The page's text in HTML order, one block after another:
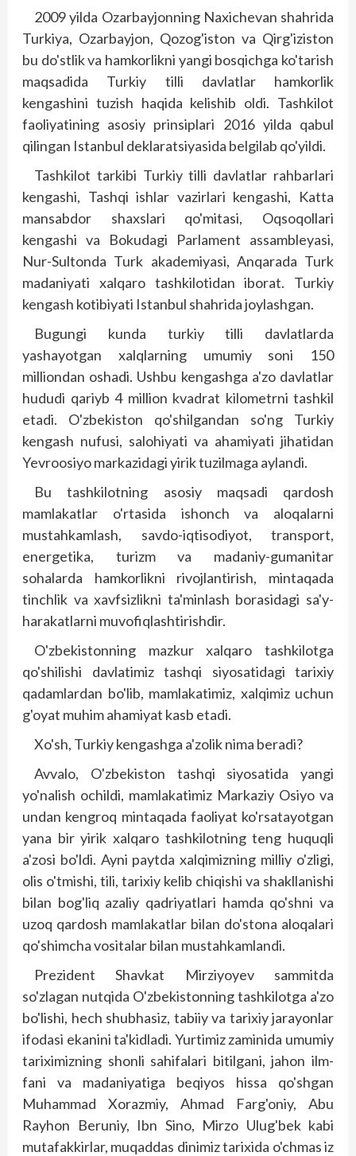
2009 yilda Ozarbayjonning Naxichevan shahrida
Turkiya, Ozarbayjon, Qozog'iston va Qirg'iziston
bu do'stlik va hamkorlikni yangi bos­qichga ko'tarish
maqsadida Turkiy tilli davlatlar hamkorlik
kengashini tuzish haqida kelishib oldi. Tashkilot
faoliyatining asosiy prinsiplari 2016 yilda qabul
qilingan Istanbul deklaratsiyasida belgilab qo'yildi.
Tashkilot tarkibi Turkiy tilli davlatlar rahbarlari
kengashi, Tash­qi ishlar vazirlari kengashi, Katta
mansabdor shaxslari qo'mitasi, Oqsoqollari
kengashi va Bokudagi Parlament assambleyasi,
Nur-Sultonda Turk akademiyasi, Anqarada Turk
madaniyati xalqaro tashkilotidan iborat. Turkiy
kengash kotibiyati Istanbul shahrida joylashgan.
Bugungi kunda turkiy tilli davlatlarda
yashayotgan xalqlarning umumiy soni 150
milliondan oshadi. Ushbu kengashga a'zo davlatlar
hududi qariyb 4 million kvadrat kilometrni tashkil
etadi. O'zbekiston qo'shilgandan so'ng Turkiy
kengash nufusi, salohiyati va ahamiyati jihatidan
Yevroosiyo markazidagi yirik tuzilmaga aylandi.
Bu tashkilotning asosiy maqsadi qardosh
mamlakatlar o'rtasida ishonch va aloqalarni
mustahkamlash, savdo-iqtisodiyot, transport,
energetika, turizm va madaniy-gumanitar
sohalarda hamkorlikni rivojlantirish, mintaqada
tinchlik va xavfsizlikni ta'minlash borasidagi sa'y-
harakatlarni muvofiqlashtirishdir.
O'zbekistonning mazkur xalqaro tashkilotga
qo'shilishi davlatimiz tashqi siyosatidagi tarixiy
qadamlardan bo'lib, mamlakatimiz, xalqi­miz uchun
g'oyat muhim ahamiyat kasb etadi.
Xo'sh, Turkiy kengashga a'zolik nima beradi?
Avvalo, O'zbekiston tashqi siyosatida yangi
yo'nalish ochildi, mamlakatimiz Markaziy Osiyo va
undan kengroq mintaqada faoliyat ko'rsatayotgan
yana bir yirik xalqaro tashkilotning teng huquqli
a'zosi bo'ldi. Ayni paytda xalqimizning milliy o'zligi,
olis o'tmishi, tili, tarixiy kelib chiqishi va shakllanishi
bilan bog'liq azaliy qadriyatlari hamda qo'shni va
uzoq qardosh mamlakatlar bilan do'stona aloqalari
qo'shimcha vositalar bilan mus­tahkamlandi.
Prezident Shavkat Mirziyoyev sammitda
so'zlagan nutqida O'zbekistonning tashkilotga a'zo
bo'lishi, hech shubhasiz, tabiiy va tarixiy jarayonlar
ifodasi ekanini ta'kidladi. Yurtimiz zaminida umumiy
tariximizning shonli sahifalari bitilgani, jahon ilm-
fani va madaniyatiga beqiyos hissa qo'shgan
Muhammad Xorazmiy, Ahmad Farg'oniy, Abu
Rayhon Beruniy, Ibn Sino, Mirzo Ulug'bek kabi
mutafakkirlar, muqaddas dinimiz tarixida o'chmas iz